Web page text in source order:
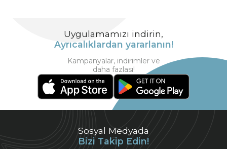
Sosyal Medyada
Bizi Takip Edin!
Uygulamamızı indirin,
Ayrıcalıklardan yararlanın!
Kampanyalar, indirimler ve
daha fazlası!